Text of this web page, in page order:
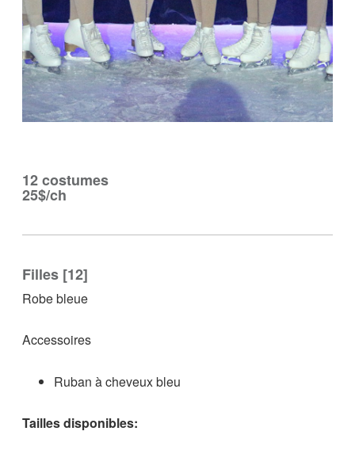
12 costumes
25$/ch
Filles [12]
Robe bleue
Accessoires
Ruban à cheveux bleu
Tailles disponibles: